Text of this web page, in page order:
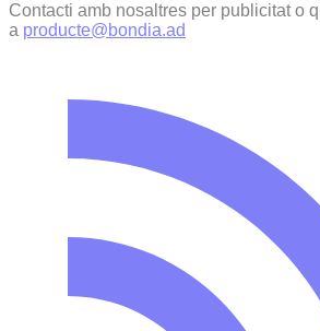
Contacti amb nosaltres per publicitat o
a producte@bondia.ad